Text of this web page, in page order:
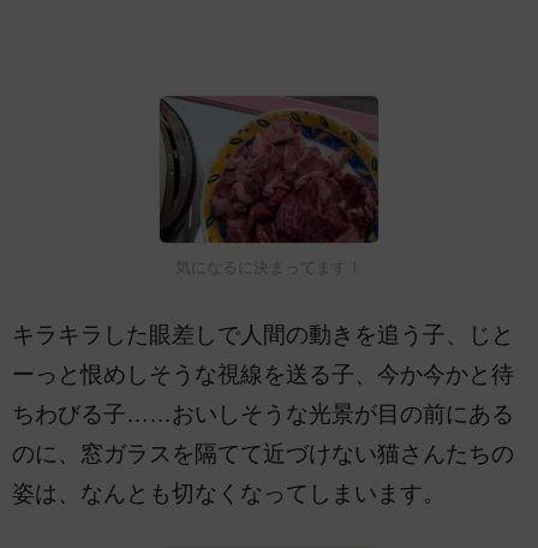
気になるに決まってます！
キラキラした眼差しで人間の動きを追う子、じと
ーっと恨めしそうな視線を送る子、今か今かと待
ちわびる子……おいしそうな光景が目の前にある
のに、窓ガラスを隔てて近づけない猫さんたちの
姿は、なんとも切なくなってしまいます。